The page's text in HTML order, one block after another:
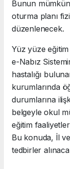
Bunun
oturma planı
düzenlenecek.
Yüz yüze eğitim
e-Nabız
hastalığı
kurumlarında
durumlarına
belgeyle okul
eğitim
Bu konuda, İl
tedbirler